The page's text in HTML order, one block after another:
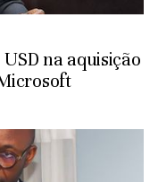
na aquisição